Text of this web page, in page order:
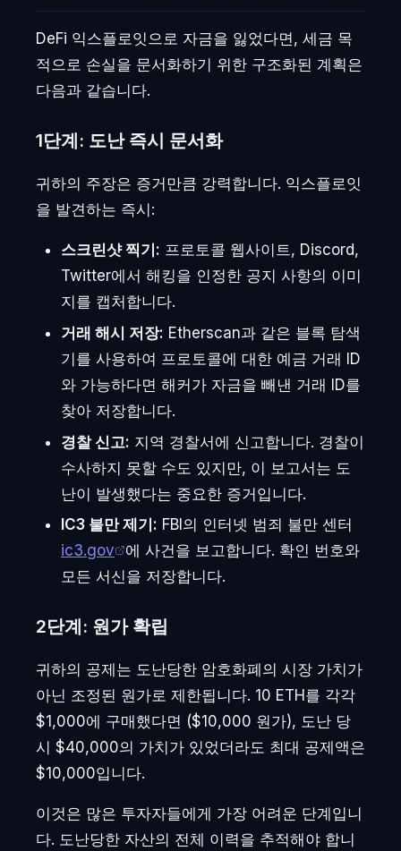
DeFi 익스플로잇으로 자금을 잃었다면, 세금 목
적으로 손실을 문서화하기 위한 구조화된 계획은
다음과 같습니다.
1단계: 도난 즉시 문서화
귀하의 주장은 증거만큼 강력합니다. 익스플로잇
을 발견하는 즉시:
스크린샷 찍기: 프로토콜 웹사이트, Discord,
Twitter에서 해킹을 인정한 공지 사항의 이미
지를 캡처합니다.
거래 해시 저장: Etherscan과 같은 블록 탐색
기를 사용하여 프로토콜에 대한 예금 거래 ID
와 가능하다면 해커가 자금을 빼낸 거래 ID를
찾아 저장합니다.
경찰 신고: 지역 경찰서에 신고합니다. 경찰이
수사하지 못할 수도 있지만, 이 보고서는 도
난이 발생했다는 중요한 증거입니다.
IC3 불만 제기: FBI의 인터넷 범죄 불만 센터
ic3.gov
에 사건을 보고합니다. 확인 번호와
모든 서신을 저장합니다.
2단계: 원가 확립
귀하의 공제는 도난당한 암호화폐의 시장 가치가
아닌 조정된 원가로 제한됩니다. 10 ETH를 각각
$1,000에 구매했다면 ($10,000 원가), 도난 당
시 $40,000의 가치가 있었더라도 최대 공제액은
$10,000입니다.
이것은 많은 투자자들에게 가장 어려운 단계입니
다. 도난당한 자산의 전체 이력을 추적해야 합니